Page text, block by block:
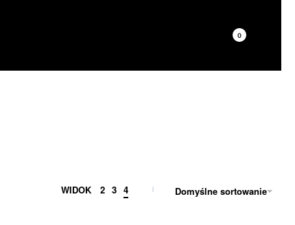
0
WIDOK 2 3 4 Domyślne sortowanie